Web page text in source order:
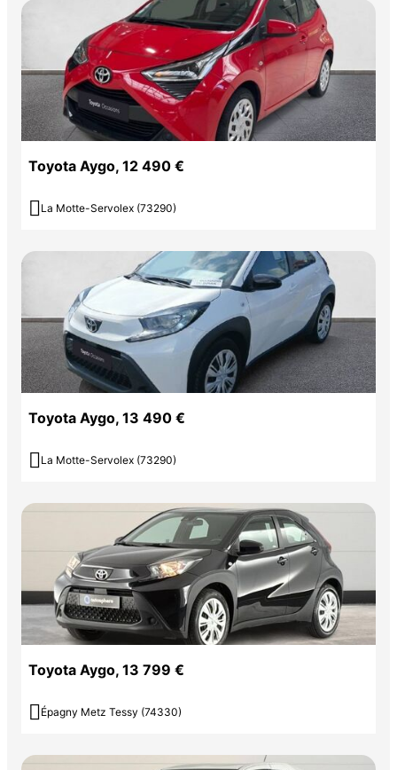
Toyota Aygo, 12 490 €
 La Motte-Servolex (73290)
Toyota Aygo, 13 490 €
 La Motte-Servolex (73290)
Toyota Aygo, 13 799 €
 Épagny Metz Tessy (74330)